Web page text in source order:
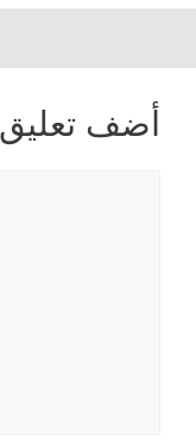
أضف تعليق